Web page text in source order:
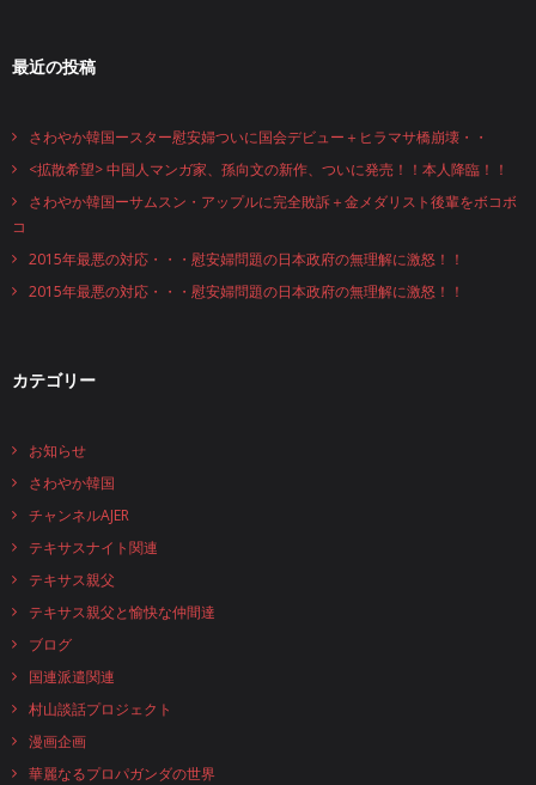
最近の投稿
さわやか韓国ースター慰安婦ついに国会デビュー＋ヒラマサ橋崩壊・・
<拡散希望> 中国人マンガ家、孫向文の新作、ついに発売！！本人降臨！！
さわやか韓国ーサムスン・アップルに完全敗訴＋金メダリスト後輩をボコボ
コ
2015年最悪の対応・・・慰安婦問題の日本政府の無理解に激怒！！
2015年最悪の対応・・・慰安婦問題の日本政府の無理解に激怒！！
カテゴリー
お知らせ
さわやか韓国
チャンネルAJER
テキサスナイト関連
テキサス親父
テキサス親父と愉快な仲間達
ブログ
国連派遣関連
村山談話プロジェクト
漫画企画
華麗なるプロパガンダの世界